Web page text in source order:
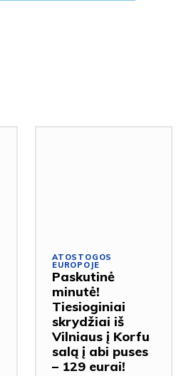
ATOSTOGOS
EUROPOJE
Paskutinė
minutė!
Tiesioginiai
skrydžiai iš
Vilniaus į Korfu
salą į abi puses
– 129 eurai!